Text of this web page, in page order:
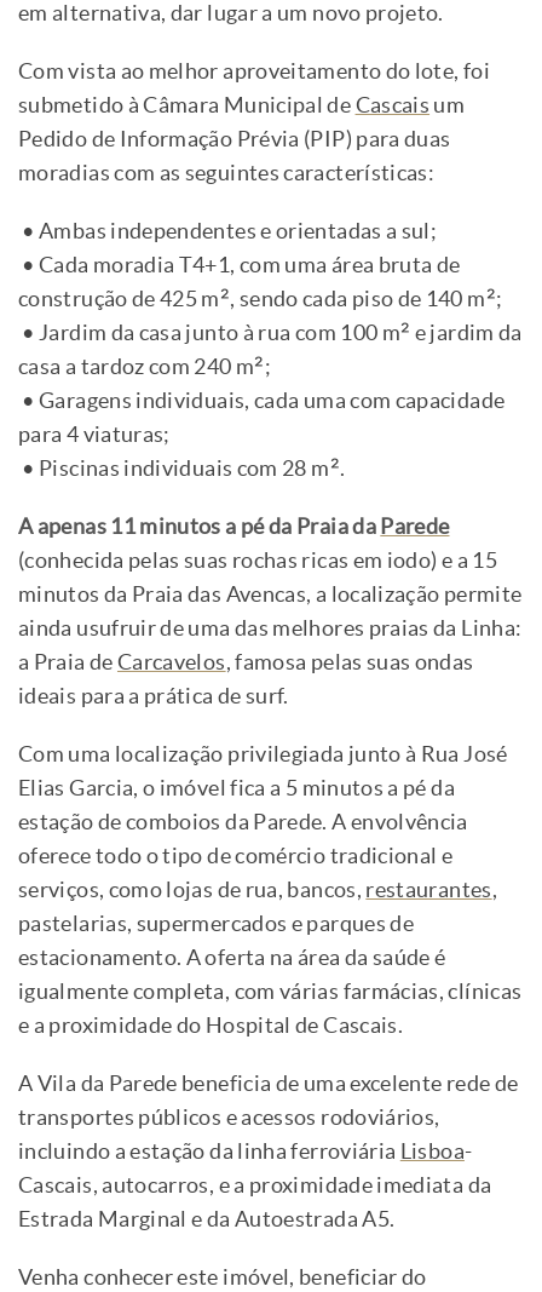
em alternativa, dar lugar a um novo projeto.
Com vista ao melhor aproveitamento do lote, foi
submetido à Câmara Municipal de Cascais um
Pedido de Informação Prévia (PIP) para duas
moradias com as seguintes características:
• Ambas independentes e orientadas a sul;
• Cada moradia T4+1, com uma área bruta de
construção de 425 m², sendo cada piso de 140 m²;
• Jardim da casa junto à rua com 100 m² e jardim da
casa a tardoz com 240 m²;
• Garagens individuais, cada uma com capacidade
para 4 viaturas;
• Piscinas individuais com 28 m².
A apenas 11 minutos a pé da Praia da Parede
(conhecida pelas suas rochas ricas em iodo) e a 15
minutos da Praia das Avencas, a localização permite
ainda usufruir de uma das melhores praias da Linha:
a Praia de Carcavelos, famosa pelas suas ondas
ideais para a prática de surf.
Com uma localização privilegiada junto à Rua José
Elias Garcia, o imóvel fica a 5 minutos a pé da
estação de comboios da Parede. A envolvência
oferece todo o tipo de comércio tradicional e
serviços, como lojas de rua, bancos, restaurantes,
pastelarias, supermercados e parques de
estacionamento. A oferta na área da saúde é
igualmente completa, com várias farmácias, clínicas
e a proximidade do Hospital de Cascais.
A Vila da Parede beneficia de uma excelente rede de
transportes públicos e acessos rodoviários,
incluindo a estação da linha ferroviária Lisboa-
Cascais, autocarros, e a proximidade imediata da
Estrada Marginal e da Autoestrada A5.
Venha conhecer este imóvel, beneficiar do